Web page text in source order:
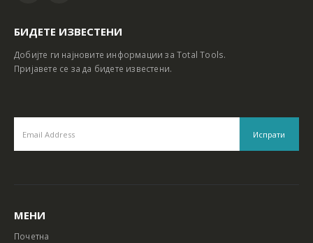
БИДЕТЕ ИЗВЕСТЕНИ
Добијте ги најновите информации за Total Tools.
Пријавете се за да бидете известени.
МЕНИ
Почетна